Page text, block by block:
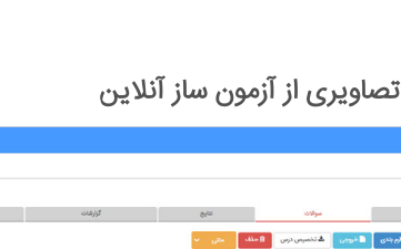
تصاویری از آزمون ساز آنلاین